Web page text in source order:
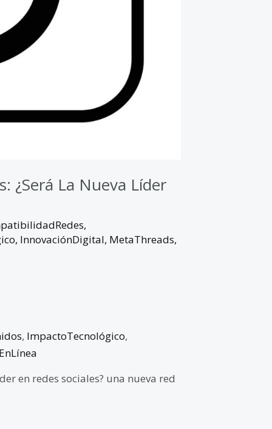
¿Será La Nueva Líder
,
, InnovaciónDigital, MetaThreads,
, ImpactoTecnológico,
en redes sociales? una nueva red